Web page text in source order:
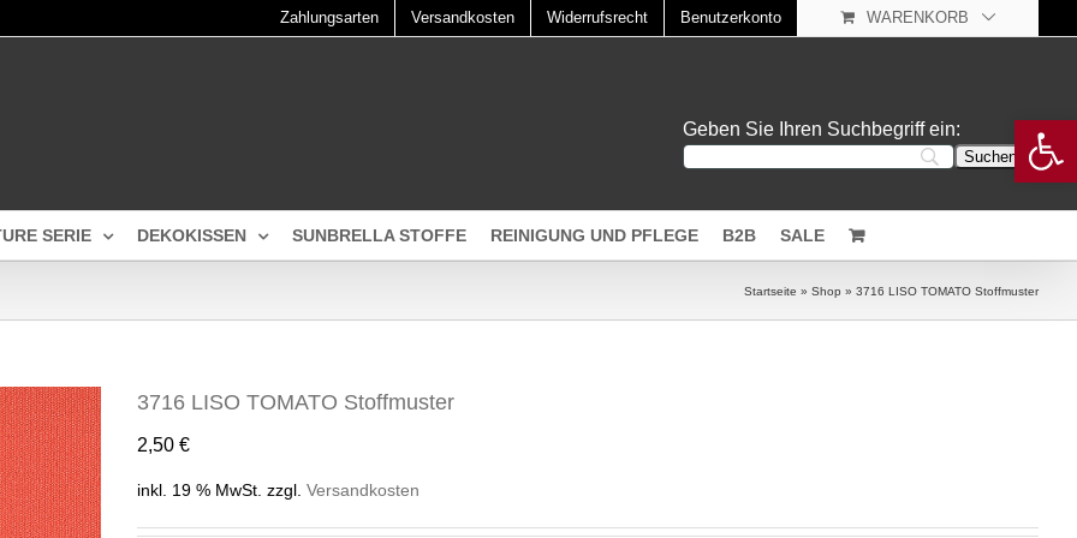
Zahlungsarten Versandkosten Widerrufsrecht Benutzerkonto WARENKORB
Geben Sie Ihren Suchbegriff ein:
SERIE DEKOKISSEN SUNBRELLA STOFFE REINIGUNG UND PFLEGE B2B SALE
Startseite » Shop » 3716 LISO TOMATO Stoffmuster
3716 LISO TOMATO Stoffmuster
2,50 €
inkl. 19 % MwSt. zzgl. Versandkosten